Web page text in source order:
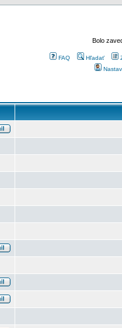
Bolo
FAQ Hľadať